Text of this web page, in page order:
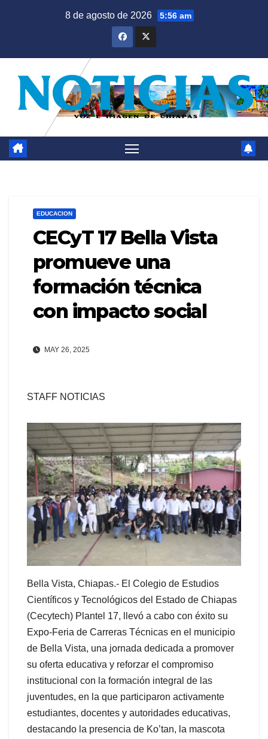
8 de agosto de 2026 5:56 am
EDUCACION
CECyT 17 Bella Vista
promueve una
formación técnica
con impacto social
MAY 26, 2025
STAFF NOTICIAS
Bella Vista, Chiapas.- El Colegio de Estudios
Científicos y Tecnológicos del Estado de Chiapas
(Cecytech) Plantel 17, llevó a cabo con éxito su
Expo-Feria de Carreras Técnicas en el municipio
de Bella Vista, una jornada dedicada a promover
su oferta educativa y reforzar el compromiso
institucional con la formación integral de las
juventudes, en la que participaron activamente
estudiantes, docentes y autoridades educativas,
destacando la presencia de Ko’tan, la mascota